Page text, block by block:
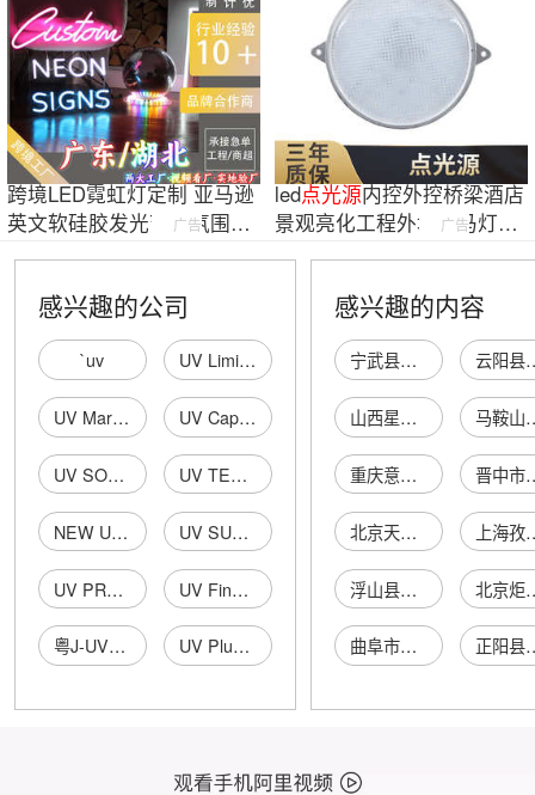
跨境LED霓虹灯定制 亚马逊
英文软硅胶发光节日氛围灯
广告
led点光源内控外控桥梁酒店
景观亮化工程外墙跑马灯
广告
感兴趣的公司
`uv UV Limited
UV Mark Limited UV Capital Limited
UV SOLUTIONS LIMITED UV TECH LIMITED
NEW UV TECHNOLOGY LIMITED UV SUPPORT ASIA LIMITED
UV PRODUCTS INTERNATIONAL LIMITED UV Fine Chemical Limited
粤J-UV166 UV Plus IR Holdings Limited
感兴趣的内容
宁武县新年职工洗衣房 云阳县
山西星熠铸造有限公司 马鞍山市
重庆意点源文化创意有限公司 晋中市榆
北京天恒阳光能源技术有限公司 上海孜
浮山县李娟麻辣串夜市摊 北京炬
曲阜市崔大牛特色火锅店 正阳县通达路桥